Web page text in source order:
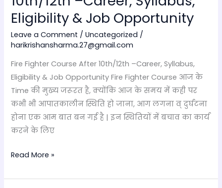
Eligibility & Job Opportunity
Leave a Comment /Uncategorized /
harikrishansharma.27@gmail.com
Fire Fighter Course After 10th/12th –Career, Syllabus,
Eligibility & Job Opportunity Fire Fighter Course आज के
Time की मुख्य जरूरत है, क्योंकि आज के समय में कही पर
कभी भी आपातकालीन स्थिति हो जाना, आग लगना व् दुर्घटना
होना एक आम बात बन गई है | इन स्थितियों में बचाव का कार्य
करने के लिए
Course
After
10th/12th
–
Career,
Syllabus,
Eligibility
&
Job
Opportunity
Read More »